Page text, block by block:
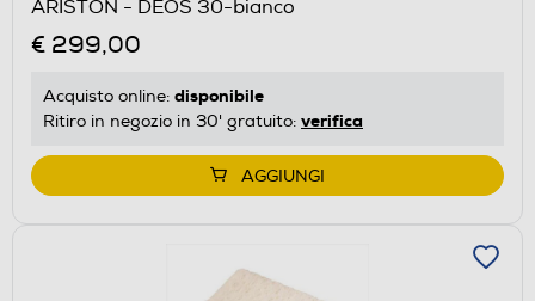
ARISTON - DEOS 30-bianco
€ 299,00
Acquisto online: disponibile
Ritiro in negozio in 30' gratuito: verifica
AGGIUNGI